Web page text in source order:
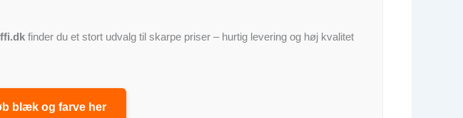
finder du et stort udvalg til skarpe priser – hurtig levering og høj kvalitet
blæk og farve her